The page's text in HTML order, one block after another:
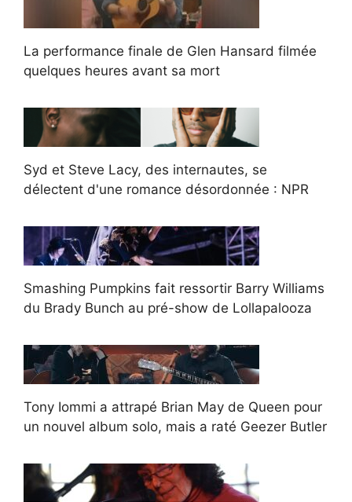
La performance finale de Glen Hansard filmée
quelques heures avant sa mort
Syd et Steve Lacy, des internautes, se
délectent d'une romance désordonnée : NPR
Smashing Pumpkins fait ressortir Barry Williams
du Brady Bunch au pré-show de Lollapalooza
Tony Iommi a attrapé Brian May de Queen pour
un nouvel album solo, mais a raté Geezer Butler